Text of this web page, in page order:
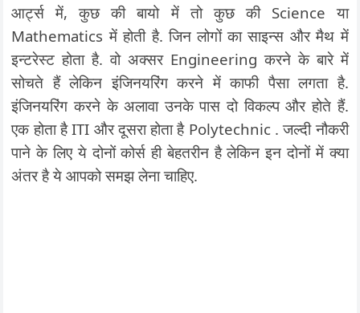
आर्ट्स में, कुछ की बायो में तो कुछ की Science या
Mathematics में होती है. जिन लोगों का साइन्स और मैथ में
इन्टरेस्ट होता है. वो अक्सर Engineering करने के बारे में
सोचते हैं लेकिन इंजिनयरिंग करने में काफी पैसा लगता है.
इंजिनयरिंग करने के अलावा उनके पास दो विकल्प और होते हैं.
एक होता है ITI और दूसरा होता है Polytechnic . जल्दी नौकरी
पाने के लिए ये दोनों कोर्स ही बेहतरीन है लेकिन इन दोनों में क्या
अंतर है ये आपको समझ लेना चाहिए.